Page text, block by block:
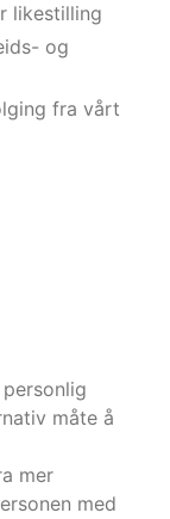
likestilling
og
fra vårt
måte å
mer
med